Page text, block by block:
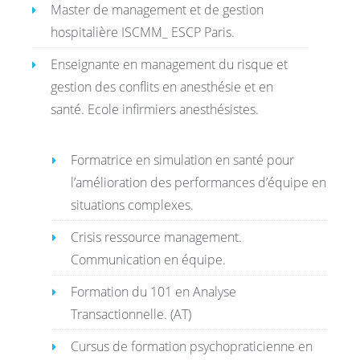
Master de management et de gestion
hospitalière ISCMM_ ESCP Paris.
Enseignante en management du risque et
gestion des conflits en anesthésie et en
santé. Ecole infirmiers anesthésistes.
Formatrice en simulation en santé pour
l’amélioration des performances d’équipe en
situations complexes​.
Crisis ressource management.​
Communication en équipe.
Formation du 101 en Analyse
Transactionnelle. (AT)​
Cursus de formation psychopraticienne en